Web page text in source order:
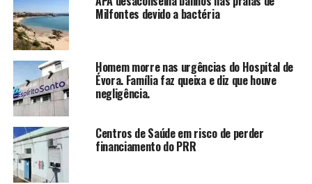
Milfontes devido a bactéria
Homem morre nas urgências do Hospital de
Évora. Família faz queixa e diz que houve
negligência.
Centros de Saúde em risco de perder
financiamento do PRR